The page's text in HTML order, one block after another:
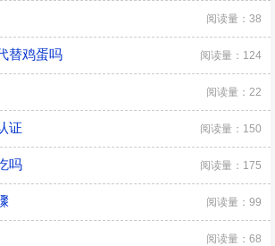
阅读量：38
替鸡蛋吗 阅读量：124
阅读量：22
证 阅读量：150
吗 阅读量：175
阅读量：99
阅读量：68